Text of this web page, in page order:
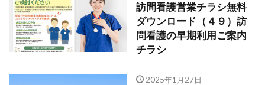
訪問看護営業チラシ無料
ダウンロード（４９）訪
問看護の早期利用ご案内
チラシ
2025年1月27日